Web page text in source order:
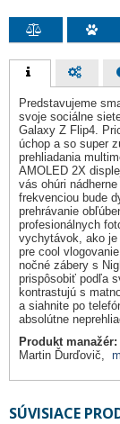
Predstavujeme
svoje sociálne
Galaxy Z Flip4.
úchop a so super
prehliadania
AMOLED 2X
vás ohúri
frekvenciou bude
prehrávanie
profesionálnych
vychytávok, ako je
pre cool
nočné zábery s
prispôsobiť podľa
kontrastujú s
a siahnite po
absolútne
Produkt manažér:
Martin Ďurďovič,
SÚVISIACE